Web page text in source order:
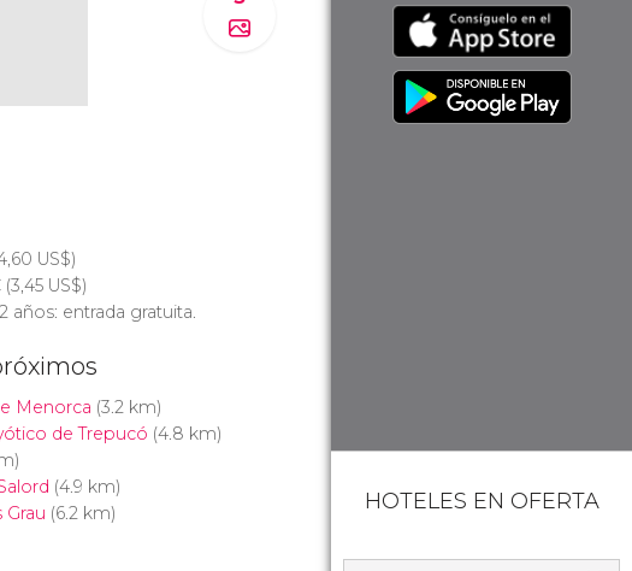
US$)
(3,45 US$)
años: entrada gratuita.
Menorca (3.2 km)
de Trepucó (4.8 km)
(4.9 km)
Grau (6.2 km) HOTELES EN OFERTA